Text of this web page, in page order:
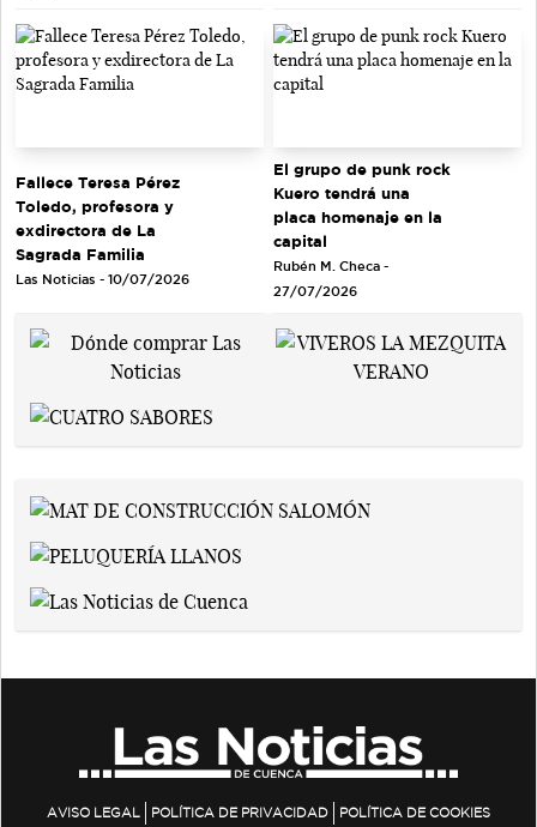
Fallece Teresa Pérez
Toledo, profesora y
exdirectora de La
Sagrada Familia
Las Noticias - 10/07/2026
El grupo de punk rock
Kuero tendrá una
placa homenaje en la
capital
Rubén M. Checa -
27/07/2026
AVISO LEGAL POLÍTICA DE PRIVACIDAD POLÍTICA DE COOKIES